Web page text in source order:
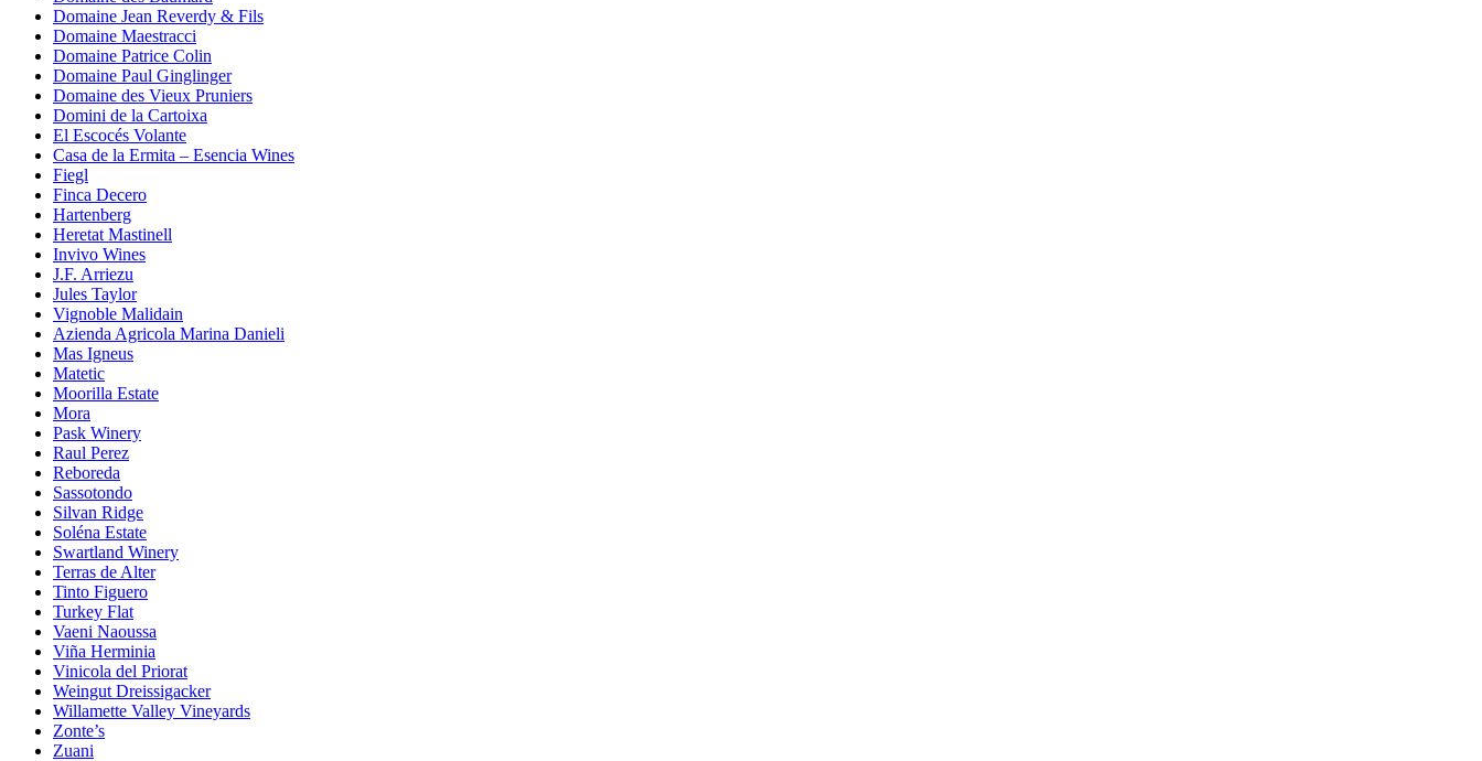
Domaine Jean Reverdy & Fils
Domaine Maestracci
Domaine Patrice Colin
Domaine Paul Ginglinger
Domaine des Vieux Pruniers
Domini de la Cartoixa
El Escocés Volante
Casa de la Ermita – Esencia Wines
Fiegl
Finca Decero
Hartenberg
Heretat Mastinell
Invivo Wines
J.F. Arriezu
Jules Taylor
Vignoble Malidain
Azienda Agricola Marina Danieli
Mas Igneus
Matetic
Moorilla Estate
Mora
Pask Winery
Raul Perez
Reboreda
Sassotondo
Silvan Ridge
Soléna Estate
Swartland Winery
Terras de Alter
Tinto Figuero
Turkey Flat
Vaeni Naoussa
Viña Herminia
Vinicola del Priorat
Weingut Dreissigacker
Willamette Valley Vineyards
Zonte’s
Zuani